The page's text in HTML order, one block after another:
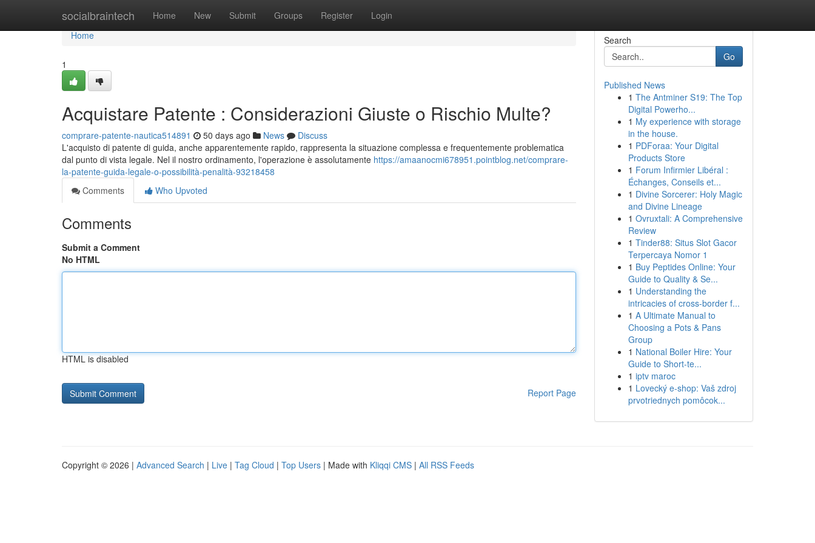
socialbraintech Home New Submit Groups Register Login
Home
Home
1
Acquistare Patente : Considerazioni Giuste o Rischio Multe?
comprare-patente-nautica514891 50 days ago News
Discuss
L'acquisto di patente di guida, anche apparentemente rapido, rappresenta la situazione complessa e frequentemente problematica
dal punto di vista legale. Nel il nostro ordinamento, l'operazione è assolutamente https://amaanocmi678951.pointblog.net/comprare-
la-patente-guida-legale-o-possibilità-penalità-93218458
Comments
Who Upvoted
Comments
Submit a Comment
No HTML
HTML is disabled
Report Page
Search
Go
Published News
1 The Antminer S19: The Top
Digital Powerho...
1 My experience with storage
in the house.
1 PDForaa: Your Digital
Products Store
1 Forum Infirmier Libéral :
Échanges, Conseils et...
1 Divine Sorcerer: Holy Magic
and Divine Lineage
1 Ovruxtali: A Comprehensive
Review
1 Tinder88: Situs Slot Gacor
Terpercaya Nomor 1
1 Buy Peptides Online: Your
Guide to Quality & Se...
1 Understanding the
intricacies of cross-border f...
1 A Ultimate Manual to
Choosing a Pots & Pans
Group
1 National Boiler Hire: Your
Guide to Short-te...
1 iptv maroc
1 Lovecký e-shop: Vaš zdroj
prvotriednych pomôcok...
Copyright © 2026 | Advanced Search | Live | Tag Cloud | Top Users | Made with Kliqqi CMS | All RSS Feeds